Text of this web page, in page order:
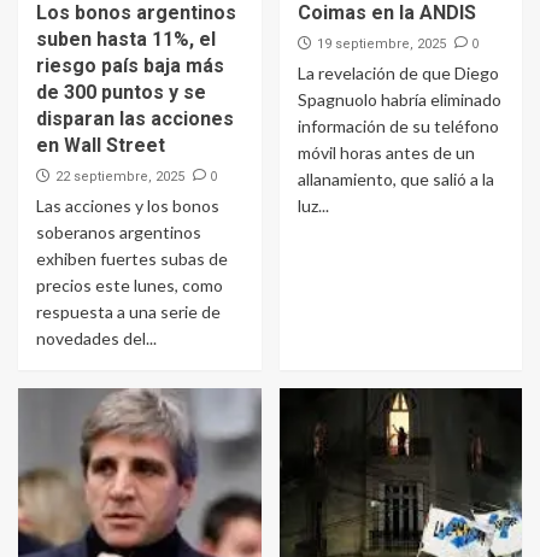
Los bonos argentinos
suben hasta 11%, el
riesgo país baja más
de 300 puntos y se
disparan las acciones
en Wall Street
22 septiembre, 2025 0
Las acciones y los bonos
soberanos argentinos
exhiben fuertes subas de
precios este lunes, como
respuesta a una serie de
novedades del...
Coimas en la ANDIS
19 septiembre, 2025 0
La revelación de que Diego
Spagnuolo habría eliminado
información de su teléfono
móvil horas antes de un
allanamiento, que salió a la
luz...